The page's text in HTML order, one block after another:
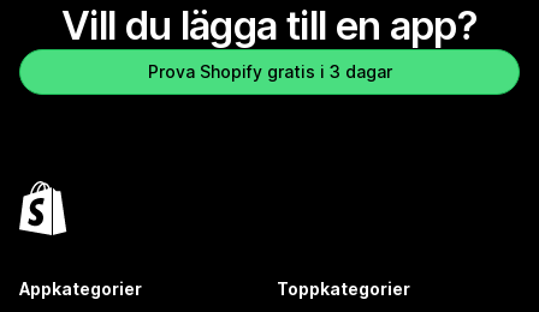
Vill du lägga till en app?
Prova Shopify gratis i 3 dagar
Appkategorier Toppkategorier